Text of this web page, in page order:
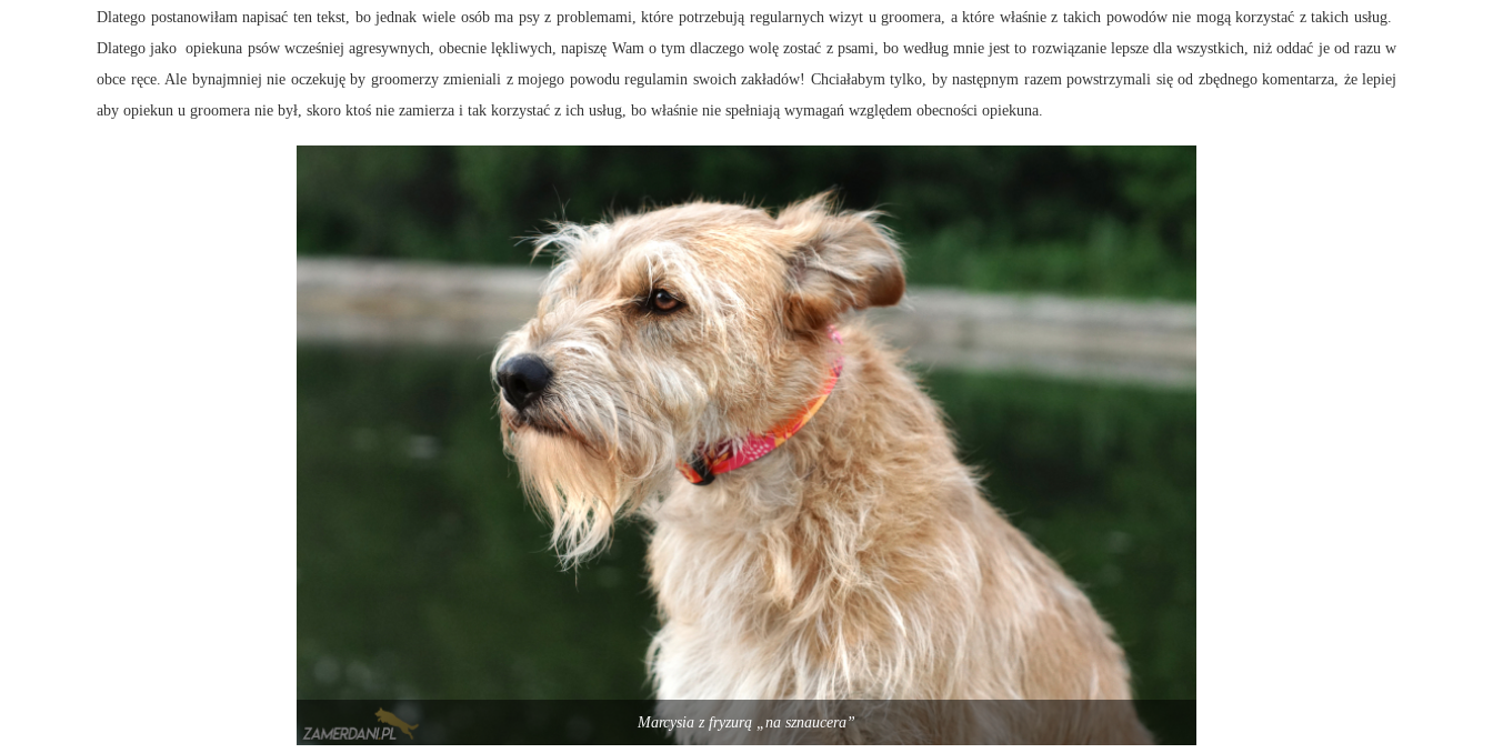
Dlatego postanowiłam napisać ten tekst, bo jednak wiele osób ma psy z problemami, które potrzebują regularnych wizyt u groomera, a które właśnie z takich powodów nie mogą korzystać z takich usług.
Dlatego jako opiekuna psów wcześniej agresywnych, obecnie lękliwych, napiszę Wam o tym dlaczego wolę zostać z psami, bo według mnie jest to rozwiązanie lepsze dla wszystkich, niż oddać je od razu w
obce ręce. Ale bynajmniej nie oczekuję by groomerzy zmieniali z mojego powodu regulamin swoich zakładów! Chciałabym tylko, by następnym razem powstrzymali się od zbędnego komentarza, że lepiej
aby opiekun u groomera nie był, skoro ktoś nie zamierza i tak korzystać z ich usług, bo właśnie nie spełniają wymagań względem obecności opiekuna.
Marcysia z fryzurą „na sznaucera”